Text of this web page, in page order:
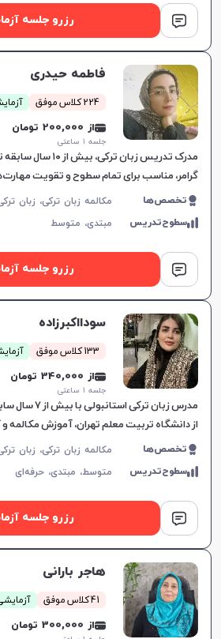
رزرو جلسه
فاطمه حیدری
224 کلاس موفق
از 200,000 تومان
جلسه ۱ ساعتی
مدرک تدریس زبان
گرامر، مناسب برای تمام سطوح و تقویت
تخصص‌ها
مکالمه زبان ترکی، زبان
سطوح‌تدریس
مبتدی، متوسط
رزرو جلسه
سودااکبرزاده
133 کلاس موفق
از 340,000 تومان
جلسه ۱ ساعتی
از دانشگاه تربیت معلم تهران، آموزش مکالمه و
معتبر.تخصص‌ها
سطوح‌تدریس متوسط، مبتدی،حرفه‌ای
رزرو جلسه
هاجر بارانی
41 کلاس موفق
از 300,000 تومان